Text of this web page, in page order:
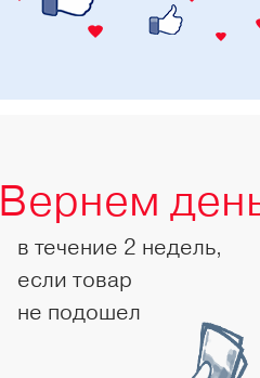
Вернем
в течение 2 недель,
если товар
не подошел